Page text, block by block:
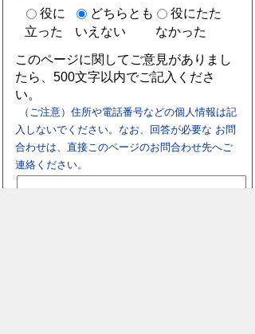
役に
立った
どちらとも
いえない
役にたた
なかった
このページに関してご意見がありまし
たら、500文字以内でご記入くださ
い。
（ご注意）住所や電話番号などの個人情報は記
入しないでください。なお、回答が必要な お問
合わせは、直接このページのお問合わせ先へご
連絡ください。